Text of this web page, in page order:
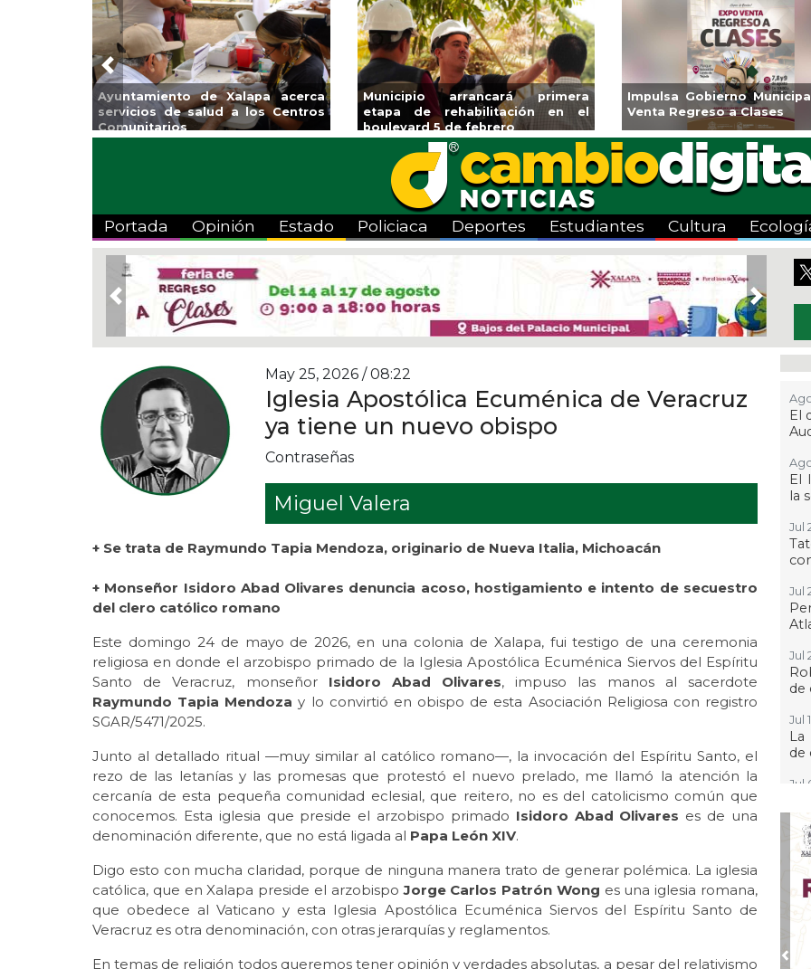
la
Zona
Invita Ayuntamiento de Veracruz
a Temporada de Artes “Escena
Viva”
Aplicará CMAS el Programa de
Tandeo durante agosto
Guarniciones y
colonia El Mango en
Previous
Portada Opinión Estado Policiaca Deportes Estudiantes Cultura
Previous Next
May 25, 2026 / 08:22
Iglesia Apostólica Ecuménica de Veracruz
ya tiene un nuevo obispo
Contraseñas
Miguel Valera
+ Se trata de Raymundo Tapia Mendoza, originario de Nueva Italia, Michoacán
+ Monseñor Isidoro Abad Olivares denuncia acoso, hostigamiento e intento de secuestro
del clero católico romano
Este domingo 24 de mayo de 2026, en una colonia de Xalapa, fui testigo de una ceremonia
religiosa en donde el arzobispo primado de la Iglesia Apostólica Ecuménica Siervos del Espíritu
Santo de Veracruz, monseñor Isidoro Abad Olivares, impuso las manos al sacerdote
Raymundo Tapia Mendoza y lo convirtió en obispo de esta Asociación Religiosa con registro
SGAR/5471/2025.
Junto al detallado ritual —muy similar al católico romano—, la invocación del Espíritu Santo, el
rezo de las letanías y las promesas que protestó el nuevo prelado, me llamó la atención la
cercanía de esta pequeña comunidad eclesial, que reitero, no es del catolicismo común que
conocemos. Esta iglesia que preside el arzobispo primado Isidoro Abad Olivares es de una
denominación diferente, que no está ligada al Papa León XIV.
Digo esto con mucha claridad, porque de ninguna manera trato de generar polémica. La iglesia
católica, que en Xalapa preside el arzobispoJorge Carlos Patrón Wong es una iglesia romana,
que obedece al Vaticano y esta Iglesia Apostólica Ecuménica Siervos del Espíritu Santo de
Veracruz es otra denominación, con otras jerarquías y reglamentos.
En temas de religión todos queremos tener opinión y verdades absolutas, a pesar del relativismo
El
El
la
Jul
Jul
Jul
de
Jul
de
Jul
de